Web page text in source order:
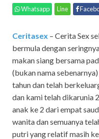
Whatsapp Line
Ceritasex – Cerita Sex
bermula dengan
makan siang bersama
(bukan nama
tahun dan telah
dan kami telah dikarunia
anak ke 2 dari empat
wanita dan semuanya
putri yang relatif masih